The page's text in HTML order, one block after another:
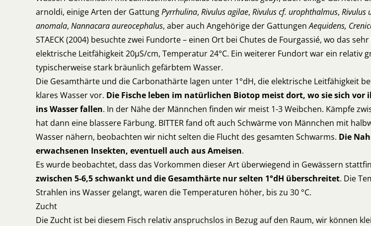
arnoldi, einige Arten der GattungPyrrhulina, Rivulus agilae, Rivulus cf. urophthalmus, Rivulus
anomala, Nannacara aureocephalus, aber auch Angehörige der GattungenAequidens,
STAECK (2004) besuchte zwei Fundorte – einen Ort bei Chutes de Fourgassié, wo das
elektrische Leitfähigkeit 20µS/cm, Temperatur 24°C. Ein weiterer Fundort war ein
typischerweise stark bräunlich gefärbtem Wasser.
Die Gesamthärte und die Carbonathärte lagen unter 1°dH, die elektrische Leitfähigkeit
klares Wasser vor. Die Fische leben im natürlichen Biotop meist dort, wo sie sich
ins Wasser fallen. In der Nähe der Männchen finden wir meist 1-3 Weibchen. Kämpfe
hat dann eine blassere Färbung. BITTER fand oft auch Schwärme von Männchen mit
Wasser nähern, beobachten wir nicht selten die Flucht des gesamten Schwarms. Die
erwachsenen Insekten, eventuell auch aus Ameisen.
Es wurde beobachtet, dass das Vorkommen dieser Art überwiegend in Gewässern
zwischen 5-6,5 schwankt und die Gesamthärte nur selten 1°dH überschreitet. Die
Strahlen ins Wasser gelangt, waren die Temperaturen höher, bis zu 30 °C.
Zucht
Die Zucht ist bei diesem Fisch relativ anspruchslos in Bezug auf den Raum, wir können